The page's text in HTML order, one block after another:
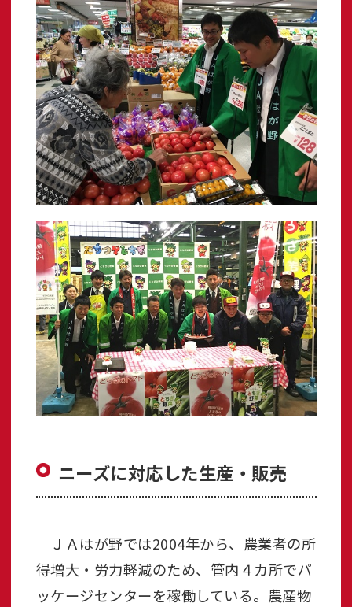
ニーズに対応した生産・販売
ＪＡはが野では2004年から、農業者の所
得増大・労力軽減のため、管内４カ所でパ
ッケージセンターを稼働している。農産物